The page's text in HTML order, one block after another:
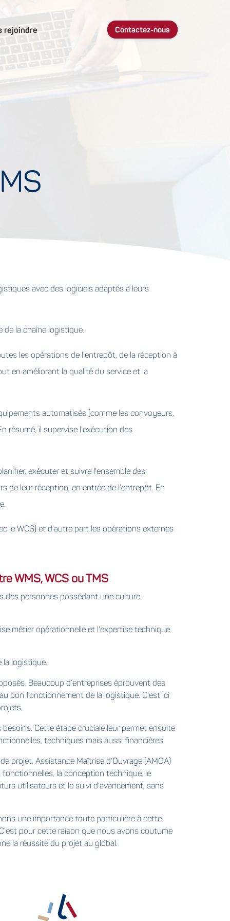
rejoindre Contactez-nous
avec des logiciels adaptés à leurs
de la chaîne logistique.
les opérations de l’entrepôt, de la réception à
en améliorant la qualité du service et la
automatisés (comme les convoyeurs,
résumé, il supervise l’exécution des
exécuter et suivre l'ensemble des
de leur réception, en entrée de l’entrepôt. En
le WCS) et d’autre part les opérations externes
WMS, WCS ou TMS
des personnes possédant une culture
métier opérationnelle et l'expertise technique
la logistique.
Beaucoup d’entreprises éprouvent des
bon fonctionnement de la logistique. C'est ici
Cette étape cruciale leur permet ensuite
techniques mais aussi financières.
projet, Assistance Maîtrise d’Ouvrage (AMOA)
la conception technique, le
utilisateurs et le suivi d’avancement, sans
une importance toute particulière à cette
pour cette raison que nous avons coutume
la réussite du projet au global.